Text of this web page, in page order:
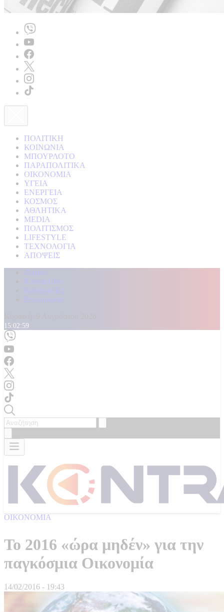
ΠΟΛΙΤΙΚΗ
ΚΟΙΝΩΝΙΑ
ΜΠΟΥΡΛΟΤΟ
ΠΑΡΑΠΟΛΙΤΙΚΑ
ΟΙΚΟΝΟΜΙΑ
ΥΓΕΙΑ
ΕΝΕΡΓΕΙΑ
ΚΟΣΜΟΣ
ΑΘΛΗΤΙΚΑ
MEDIA
ΠΟΛΙΤΙΣΜΟΣ
LIFESTYLE
ΤΕΧΝΟΛΟΓΙΑ
ΑΠΟΨΕΙΣ
Αρχική
Kontra Live
Καταγγελίες
Επικοινωνία
15:03:01
ΟΙΚΟΝΟΜΙΑ
Το 2016 «ώρα μηδέν» για την
παγκόσμια Οικονομία
14/02/2016 - 19:43